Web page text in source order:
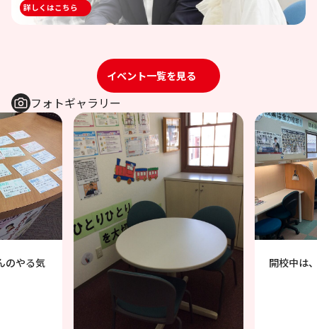
詳しくはこちら
イベント一覧を見る
フォトギャラリー
のやる気 開校中は